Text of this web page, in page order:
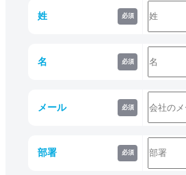
姓 必須
名 必須
メール 必須
部署 必須